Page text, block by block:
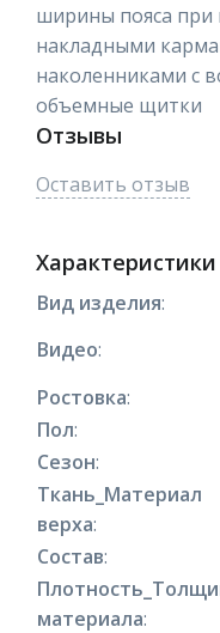
ширины пояса
накладными
наколенниками с
объемные щитки
Отзывы
Оставить отзыв
Характеристики
Вид изделия:
Видео:
Ростовка:
Пол:
Сезон:
Ткань_Материал
верха:
Состав:
материала: